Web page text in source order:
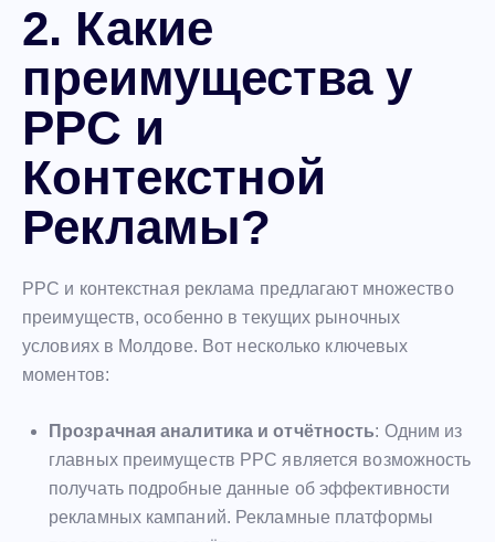
2. Какие
преимущества у
PPC и
Контекстной
Рекламы?
PPC и контекстная реклама предлагают множество
преимуществ, особенно в текущих рыночных
условиях в Молдове. Вот несколько ключевых
моментов:
Прозрачная аналитика и отчётность: Одним из
главных преимуществ PPC является возможность
получать подробные данные об эффективности
рекламных кампаний. Рекламные платформы